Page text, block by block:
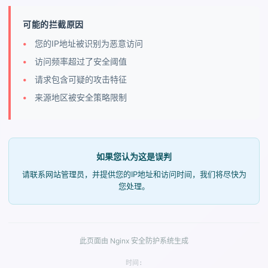
可能的拦截原因
您的IP地址被识别为恶意访问
访问频率超过了安全阈值
请求包含可疑的攻击特征
来源地区被安全策略限制
如果您认为这是误判
请联系网站管理员，并提供您的IP地址和访问时间，我们将尽快为
您处理。
此页面由 Nginx 安全防护系统生成
时间: